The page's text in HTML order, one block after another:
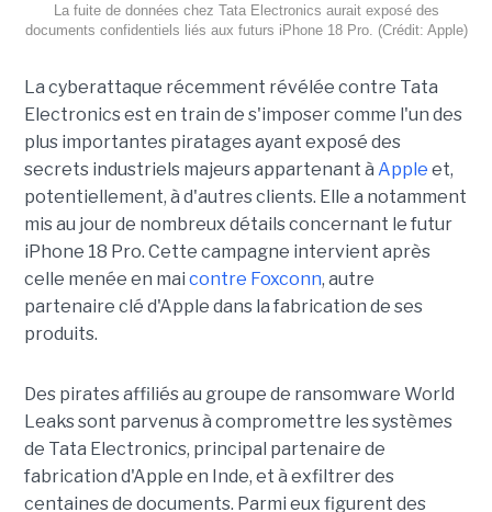
La fuite de données chez Tata Electronics aurait exposé des
documents confidentiels liés aux futurs iPhone 18 Pro. (Crédit: Apple)
La cyberattaque récemment révélée contre Tata
Electronics est en train de s'imposer comme l'un des
plus importantes piratages ayant exposé des
secrets industriels majeurs appartenant à Apple et,
potentiellement, à d'autres clients. Elle a notamment
mis au jour de nombreux détails concernant le futur
iPhone 18 Pro. Cette campagne intervient après
celle menée en mai contre Foxconn, autre
partenaire clé d'Apple dans la fabrication de ses
produits.
Des pirates affiliés au groupe de ransomware World
Leaks sont parvenus à compromettre les systèmes
de Tata Electronics, principal partenaire de
fabrication d'Apple en Inde, et à exfiltrer des
centaines de documents. Parmi eux figurent des